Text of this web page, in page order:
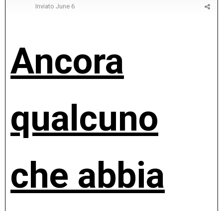
Inviato June 6
Ancora
qualcuno
che abbia